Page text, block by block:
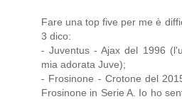
Fare una top five per me è
3 dico:
- Juventus - Ajax del 1996
mia adorata Juve);
- Frosinone - Crotone del
Frosinone in Serie A. Io ho